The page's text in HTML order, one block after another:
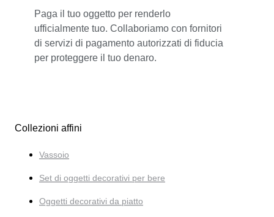
Paga il tuo oggetto per renderlo
ufficialmente tuo. Collaboriamo con fornitori
di servizi di pagamento autorizzati di fiducia
per proteggere il tuo denaro.
Collezioni affini
Vassoio
Set di oggetti decorativi per bere
Oggetti decorativi da piatto